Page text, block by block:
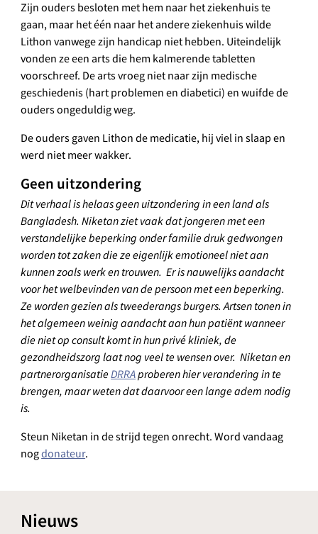
Zijn ouders besloten met hem naar het ziekenhuis te
gaan, maar het één naar het andere ziekenhuis wilde
Lithon vanwege zijn handicap niet hebben. Uiteindelijk
vonden ze een arts die hem kalmerende tabletten
voorschreef. De arts vroeg niet naar zijn medische
geschiedenis (hart problemen en diabetici) en wuifde de
ouders ongeduldig weg.
De ouders gaven Lithon de medicatie, hij viel in slaap en
werd niet meer wakker.
Geen uitzondering
Dit verhaal is helaas geen uitzondering in een land als
Bangladesh. Niketan ziet vaak dat jongeren met een
verstandelijke beperking onder familie druk gedwongen
worden tot zaken die ze eigenlijk emotioneel niet aan
kunnen zoals werk en trouwen. Er is nauwelijks aandacht
voor het welbevinden van de persoon met een beperking.
Ze worden gezien als tweederangs burgers. Artsen tonen in
het algemeen weinig aandacht aan hun patiënt wanneer
die niet op consult komt in hun privé kliniek, de
gezondheidszorg laat nog veel te wensen over. Niketan en
partnerorganisatieDRRAproberen hier verandering in te
brengen, maar weten dat daarvoor een lange adem nodig
is.
Steun Niketan in de strijd tegen onrecht. Word vandaag
nogdonateur.
Nieuws